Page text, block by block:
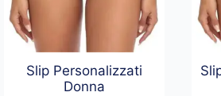
Slip Personalizzati
Donna